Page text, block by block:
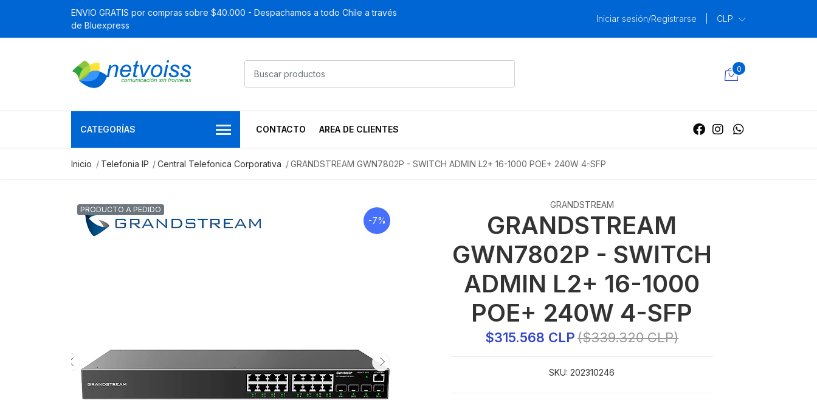
ENVIO GRATIS por compras sobre $40.000 - Despachamos a todo Chile a través
de Bluexpress
Iniciar sesión/Registrarse CLP
0
CATEGORÍAS CONTACTO AREA DE CLIENTES
Inicio Telefonia IP Central Telefonica Corporativa GRANDSTREAM GWN7802P - SWITCH ADMIN L2+ 16-1000 POE+ 240W 4-SFP
PRODUCTO A PEDIDO
-7%
GRANDSTREAM
GRANDSTREAM
GWN7802P - SWITCH
ADMIN L2+ 16-1000
POE+ 240W 4-SFP
$315.568 CLP($339.320 CLP)
SKU: 202310246